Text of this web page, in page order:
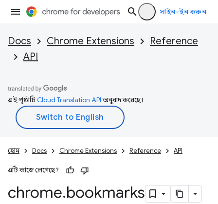
সাইন-ইন করুন
Docs Chrome Extensions
Reference
API
এই পৃষ্ঠাটিCloud Translation APIঅনুবাদ করেছে।
হোম Docs Chrome Extensions Reference API
এটি কাজে লেগেছে?
chrome.bookmarks